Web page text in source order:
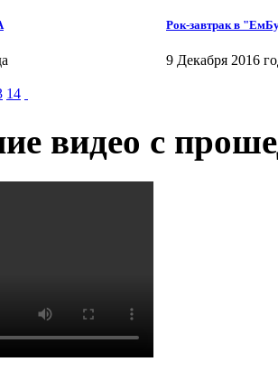
Рок-завтрак в
9 Декабря 2016
14
видео с